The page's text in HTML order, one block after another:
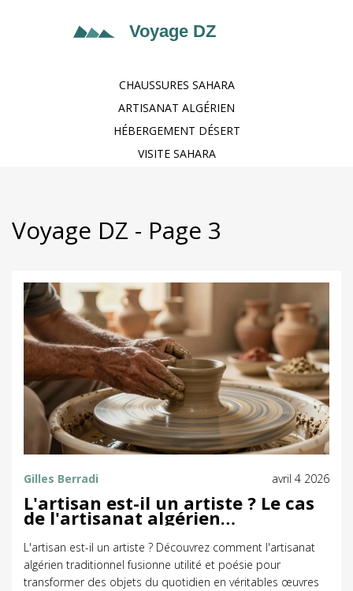
CHAUSSURES SAHARA
ARTISANAT ALGÉRIEN
HÉBERGEMENT DÉSERT
VISITE SAHARA
Voyage DZ - Page 3
Gilles Berradi avril 4 2026
L'artisan est-il un artiste ? Le cas
de l'artisanat algérien
traditionnel
L'artisan est-il un artiste ? Découvrez comment l'artisanat
algérien traditionnel fusionne utilité et poésie pour
transformer des objets du quotidien en véritables œuvres